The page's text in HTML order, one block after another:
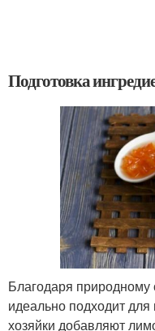
Подготовка
Благодаря природному
идеально подходит
хозяйки добавляют